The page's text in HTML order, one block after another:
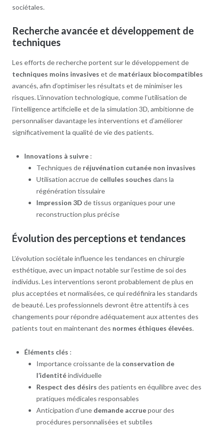
sociétales.
Recherche avancée et développement de
techniques
Les efforts de recherche portent sur le développement de
techniques moins invasives et de matériaux biocompatibles
avancés, afin d’optimiser les résultats et de minimiser les
risques. L’innovation technologique, comme l’utilisation de
l’intelligence artificielle et de la simulation 3D, ambi­tionne de
personnaliser davantage les interventions et d’améliorer
significativement la qualité de vie des patients.
Innovations à suivre:
Techniques de réjuvénation cutanée non invasives
Utilisation accrue de cellules souches dans la
régénération tissulaire
Impression 3D de tissus organiques pour une
reconstruction plus précise
Évolution des perceptions et tendances
L’évolution sociétale influence les tendances en chirurgie
esthétique, avec un impact notable sur l’estime de soi des
individus. Les interventions seront probablement de plus en
plus acceptées et normalisées, ce qui redéfinira les standards
de beauté. Les professionnels devront être attentifs à ces
changements pour répondre adéquatement aux attentes des
patients tout en maintenant des normes éthiques élevées.
Éléments clés :
Importance croissante de la conservation de
l’identitéindividuelle
Respect des désirs des patients en équilibre avec des
pratiques médicales responsables
Anticipation d’une demande accruepour des
procédures personnalisées et subtiles